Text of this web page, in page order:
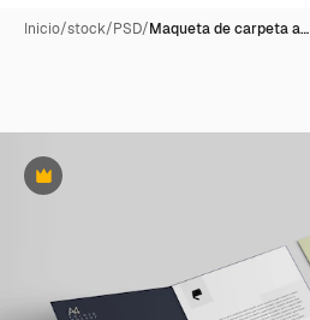
Inicio/stock/PSD/Maqueta de carpeta a…
Premium